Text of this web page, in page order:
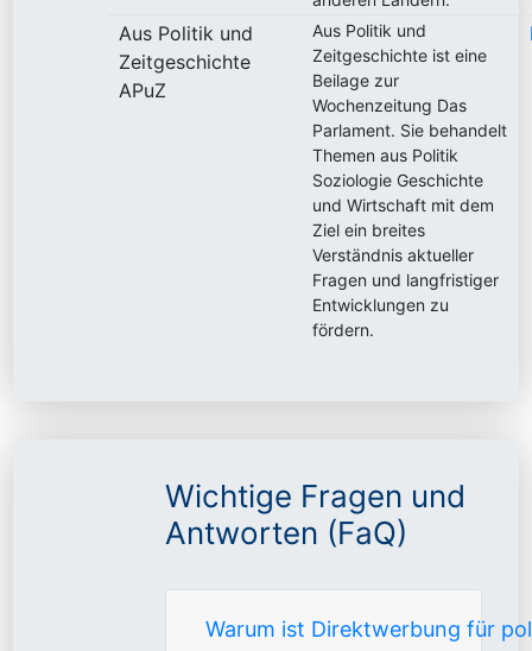
Aus Politik und
Zeitgeschichte
APuZ
Aus Politik und
Zeitgeschichte ist eine
Beilage zur
Wochenzeitung Das
Parlament. Sie behandelt
Themen aus Politik
Soziologie Geschichte
und Wirtschaft mit dem
Ziel ein breites
Verständnis aktueller
Fragen und langfristiger
Entwicklungen zu
fördern.
Wichtige Fragen und
Antworten (FaQ)
Warum ist Direktwerbung für